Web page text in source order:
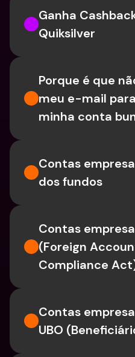
Ganha
Quiksilver
Porque é que
meu e-mail
minha conta
Contas
dos fundos
Contas
(Foreign
Compliance
Contas
UBO